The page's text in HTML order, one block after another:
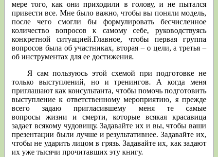
мере того, как они приходили в голову, и не пытался
привести все. Мне было важно, чтобы вы поняли модель,
после чего смогли бы формулировать бесчисленное
количество вопросов к самому себе, руководствуясь
конкретной ситуацией.Главное, чтобы первая группа
вопросов была об участниках, вторая – о цели, а третья –
об инструментах для ее достижения.
Я сам пользуюсь этой схемой при подготовке не
только выступлений, но и тренингов. А когда меня
приглашают как консультанта, чтобы помочь подготовить
выступление к ответственному мероприятию, я прежде
всего задаю пригласившему меня те самые
вопросы жизни и смерти, которые всякая красавица
задает всякому чудовищу. Задавайте их и вы, чтобы ваши
презентации были лучше и результативнее. Задавайте их,
чтобы не ударить лицом в грязь. Задавайте их, как задают
их уже тысячи прочитавших эту книгу.